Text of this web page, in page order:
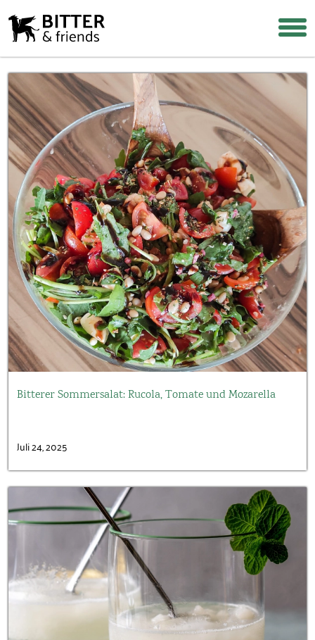
Über uns
Warum Bitterstoffe?
Rezepte & Tipps
Häufige Fragen
Wiederverkäufer werden
Shop
Login Warenkorb Suche
Bitterer Sommersalat: Rucola, Tomate und Mozarella
Juli 24, 2025